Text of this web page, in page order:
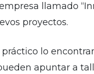
llamado
proyectos.
práctico lo
apuntar a